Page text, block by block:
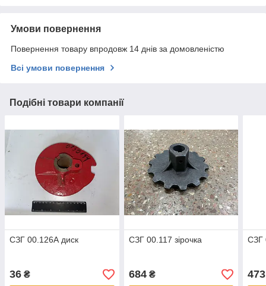
Умови повернення
Повернення товару впродовж 14 днів за домовленістю
Всі умови повернення
Подібні товари компанії
СЗГ 00.126А диск
36 ₴
СЗГ 00.117 зірочка
684₴
СЗГ
473